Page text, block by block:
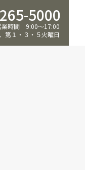
5000
業時間 9:00～17:00
第１・３・５火曜日